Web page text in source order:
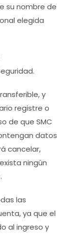
su nombre de
elegida
y
registre o
de que SMC
datos
cancelar,
ningún
las
ya que el
al ingreso y